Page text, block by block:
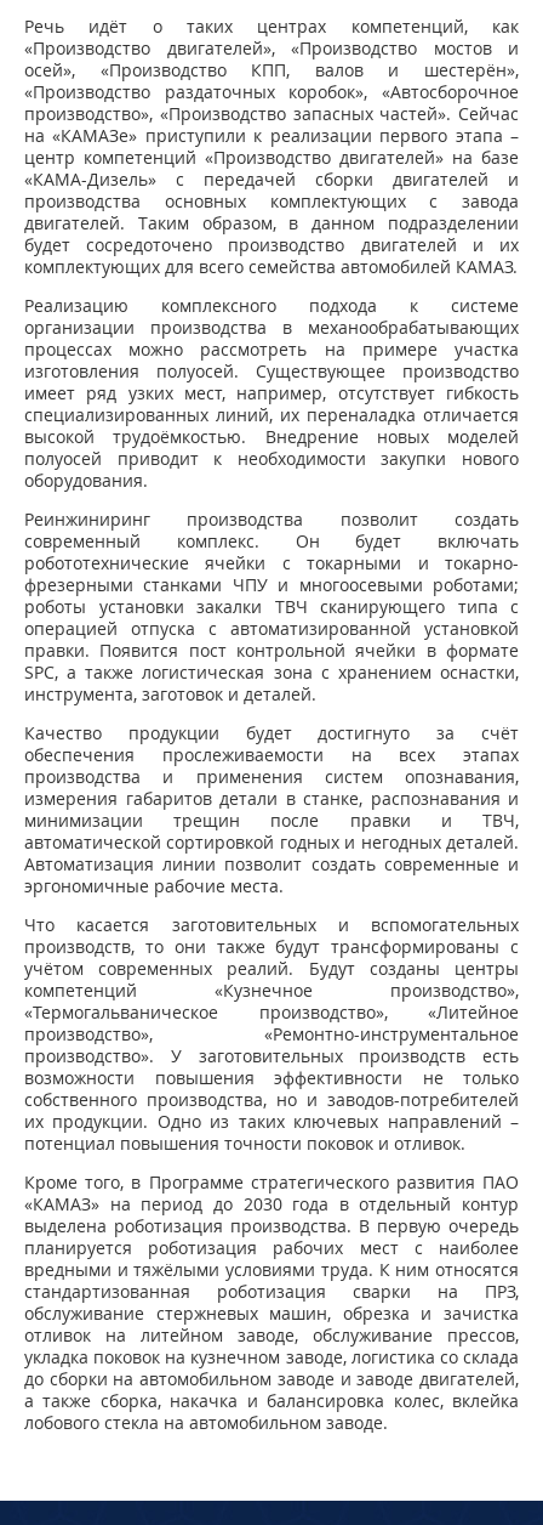
Речь идёт о таких центрах компетенций, как
«Производство двигателей», «Производство мостов и
осей», «Производство КПП, валов и шестерён»,
«Производство раздаточных коробок», «Автосборочное
производство», «Производство запасных частей». Сейчас
на «КАМАЗе» приступили к реализации первого этапа –
центр компетенций «Производство двигателей» на базе
«КАМА-Дизель» с передачей сборки двигателей и
производства основных комплектующих с завода
двигателей. Таким образом, в данном подразделении
будет сосредоточено производство двигателей и их
комплектующих для всего семейства автомобилей КАМАЗ.
Реализацию комплексного подхода к системе
организации производства в механообрабатывающих
процессах можно рассмотреть на примере участка
изготовления полуосей. Существующее производство
имеет ряд узких мест, например, отсутствует гибкость
специализированных линий, их переналадка отличается
высокой трудоёмкостью. Внедрение новых моделей
полуосей приводит к необходимости закупки нового
оборудования.
Реинжиниринг производства позволит создать
современный комплекс. Он будет включать
робототехнические ячейки с токарными и токарно-
фрезерными станками ЧПУ и многоосевыми роботами;
роботы установки закалки ТВЧ сканирующего типа с
операцией отпуска с автоматизированной установкой
правки. Появится пост контрольной ячейки в формате
SPC, а также логистическая зона с хранением оснастки,
инструмента, заготовок и деталей.
Качество продукции будет достигнуто за счёт
обеспечения прослеживаемости на всех этапах
производства и применения систем опознавания,
измерения габаритов детали в станке, распознавания и
минимизации трещин после правки и ТВЧ,
автоматической сортировкой годных и негодных деталей.
Автоматизация линии позволит создать современные и
эргономичные рабочие места.
Что касается заготовительных и вспомогательных
производств, то они также будут трансформированы с
учётом современных реалий. Будут созданы центры
компетенций «Кузнечное производство»,
«Термогальваническое производство», «Литейное
производство», «Ремонтно-инструментальное
производство». У заготовительных производств есть
возможности повышения эффективности не только
собственного производства, но и заводов-потребителей
их продукции. Одно из таких ключевых направлений –
потенциал повышения точности поковок и отливок.
Кроме того, в Программе стратегического развития ПАО
«КАМАЗ» на период до 2030 года в отдельный контур
выделена роботизация производства. В первую очередь
планируется роботизация рабочих мест с наиболее
вредными и тяжёлыми условиями труда. К ним относятся
стандартизованная роботизация сварки на ПРЗ,
обслуживание стержневых машин, обрезка и зачистка
отливок на литейном заводе, обслуживание прессов,
укладка поковок на кузнечном заводе, логистика со склада
до сборки на автомобильном заводе и заводе двигателей,
а также сборка, накачка и балансировка колес, вклейка
лобового стекла на автомобильном заводе.